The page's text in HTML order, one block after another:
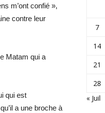
m’ont confié »,
contre leur
Matam qui a
qui est
a une broche à
7
14
21
28
« Juil